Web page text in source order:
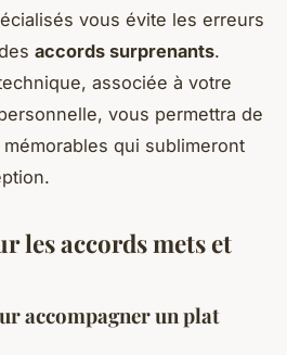
vous évite les erreurs
accords surprenants.
associée à votre
vous permettra de
qui sublimeront
les accords mets et
accompagner un plat